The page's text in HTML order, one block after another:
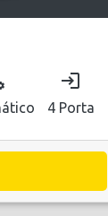
login
4 Porta